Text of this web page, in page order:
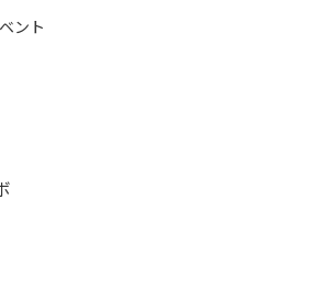
ント